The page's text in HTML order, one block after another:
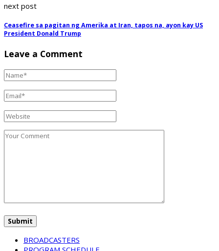
next post
Ceasefire sa pagitan ng Amerika at Iran, tapos na, ayon kay US
President Donald Trump
Leave a Comment
BROADCASTERS